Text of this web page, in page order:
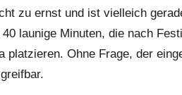
zu ernst und ist vielleich
launige Minuten, die nach
platzieren. Ohne Frage, der